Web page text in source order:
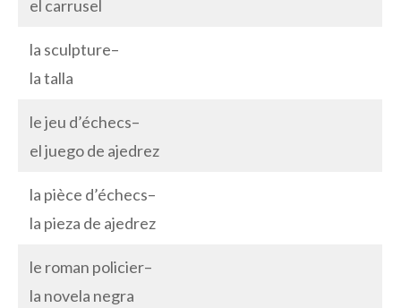
el carrusel
la sculpture–
la talla
le jeu d’échecs–
el juego de ajedrez
la pièce d’échecs–
la pieza de ajedrez
le roman policier–
la novela negra